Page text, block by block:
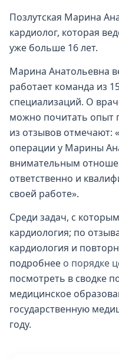
Позлутская Марина
кардиолог, которая
уже больше 16 лет.
Марина Анатольевна
работает команда из
специализаций. О
можно почитать опыт
из отзывов отмечают:
операции у Марины
внимательным
ответственно и
своей работе».
Среди задач, с
кардиология; по
кардиология и
подробнее о порядке
посмотреть в сводке
медицинское
государственную
году.